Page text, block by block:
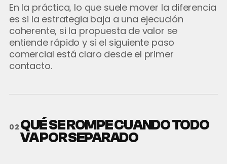
En la práctica, lo que suele mover la diferencia
es si la estrategia baja a una ejecución
coherente, si la propuesta de valor se
entiende rápido y si el siguiente paso
comercial está claro desde el primer
contacto.
02 QUÉ SE ROMPE CUANDO TODO
VA POR SEPARADO